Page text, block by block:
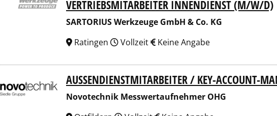
VERTRIEBSMITARBEITER INNENDIENST (M/W/D)
SARTORIUS Werkzeuge GmbH & Co. KG
Ratingen
Vollzeit Keine Angabe
Novotechnik Messwertaufnehmer OHG
AUSSENDIENSTMITARBEITER / KEY-ACCOUNT-
Novotechnik Messwertaufnehmer OHG